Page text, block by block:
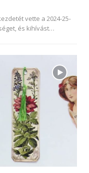
vette a 2024-25-
és kihívást…